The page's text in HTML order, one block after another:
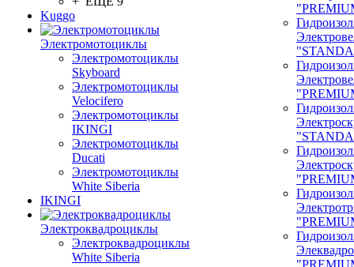
Kuggo
Электромотоциклы
Электромотоциклы
Skyboard
Электромотоциклы
Velocifero
Электромотоциклы
IKINGI
Электромотоциклы
Ducati
Электромотоциклы
White Siberia
IKINGI
Электроквадроциклы
Электроквадроциклы
White Siberia